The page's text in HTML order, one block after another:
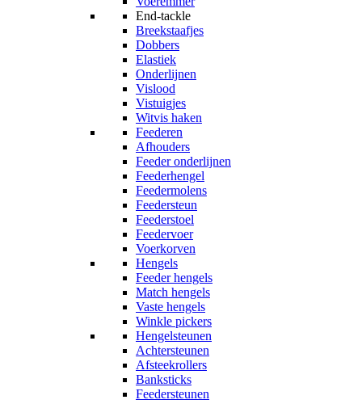
End-tackle
Breekstaafjes
Dobbers
Elastiek
Onderlijnen
Vislood
Vistuigjes
Witvis haken
Feederen
Afhouders
Feeder onderlijnen
Feederhengel
Feedermolens
Feedersteun
Feederstoel
Feedervoer
Voerkorven
Hengels
Feeder hengels
Match hengels
Vaste hengels
Winkle pickers
Hengelsteunen
Achtersteunen
Afsteekrollers
Banksticks
Feedersteunen